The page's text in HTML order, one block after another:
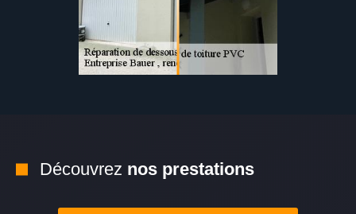
Découvrez nos prestations